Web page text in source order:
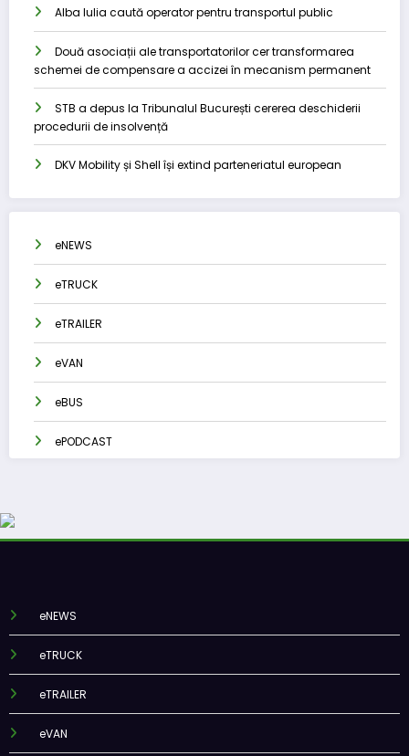
Alba Iulia caută operator pentru transportul public
Două asociații ale transportatorilor cer transformarea
schemei de compensare a accizei în mecanism permanent
STB a depus la Tribunalul București cererea deschiderii
procedurii de insolvență
DKV Mobility și Shell își extind parteneriatul european
eNEWS
eTRUCK
eTRAILER
eVAN
eBUS
ePODCAST
eNEWS
eTRUCK
eTRAILER
eVAN